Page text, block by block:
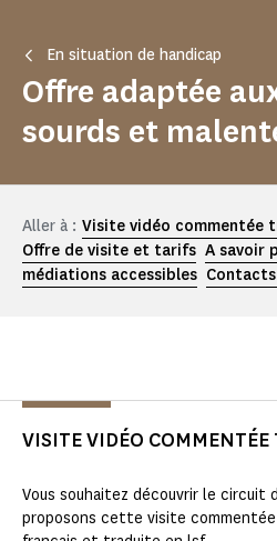
En situation de handicap
Offre adaptée
sourds et
Aller à : Visite vidéo commentée
Offre de visite et tarifs A savoir
médiations accessibles
VISITE VIDÉO COMMENTÉE
Vous souhaitez découvrir le circuit
proposons cette visite